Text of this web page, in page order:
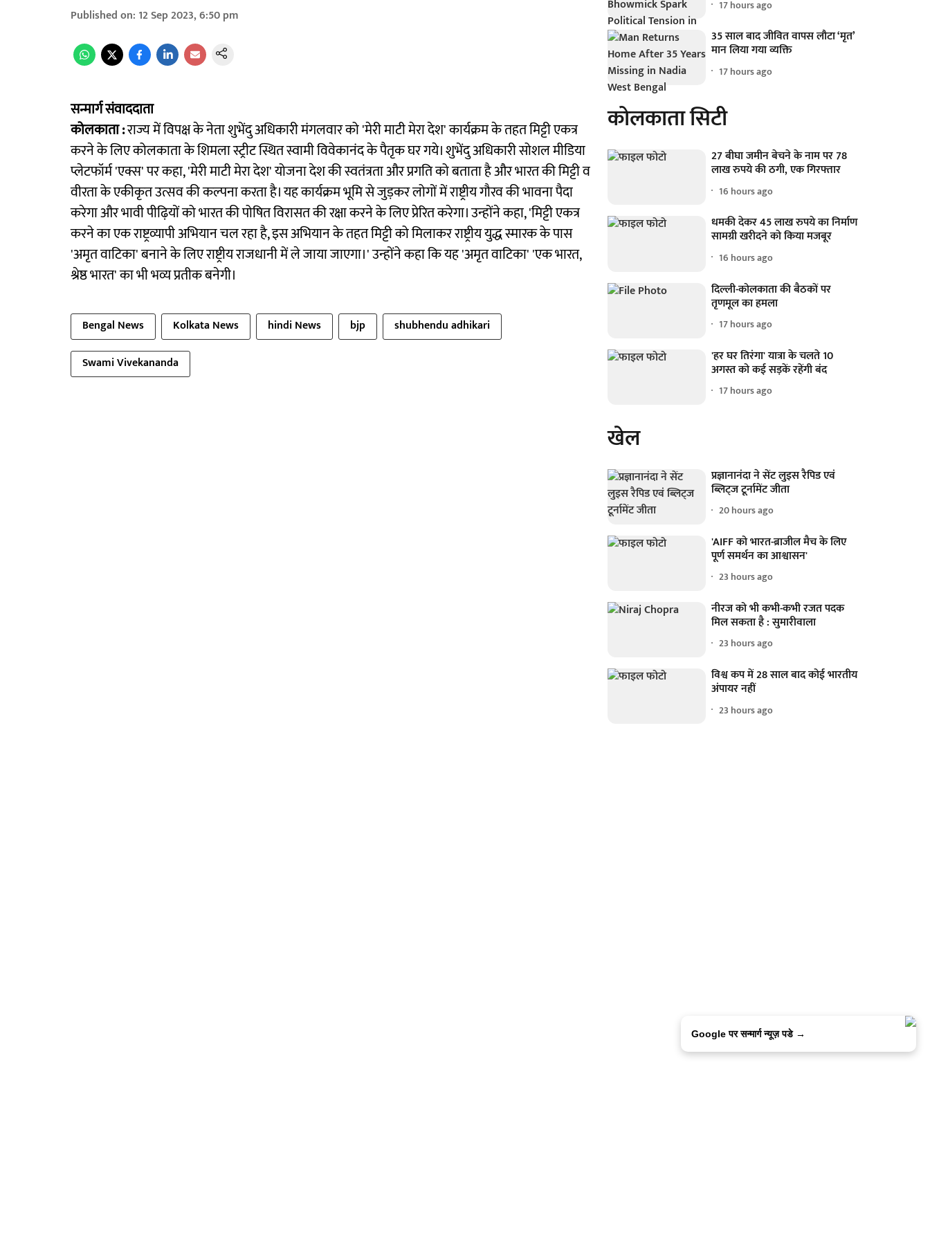
Published on: 12 Sep 2023, 6:50 pm
सन्मार्ग संवाददाता
कोलकाता :राज्य में विपक्ष के नेता शुभेंदु अधिकारी मंगलवार को 'मेरी माटी मेरा देश' कार्यक्रम के तहत मिट्टी एकत्र
करने के लिए कोलकाता के शिमला स्ट्रीट स्थित स्वामी विवेकानंद के पैतृक घर गये। शुभेंदु अधिकारी सोशल मीडिया
प्लेटफॉर्म 'एक्स' पर कहा, 'मेरी माटी मेरा देश' योजना देश की स्वतंत्रता और प्रगति को बताता है और भारत की मिट्टी व
वीरता के एकीकृत उत्सव की कल्पना करता है। यह कार्यक्रम भूमि से जुड़कर लोगों में राष्ट्रीय गौरव की भावना पैदा
करेगा और भावी पीढ़ियों को भारत की पोषित विरासत की रक्षा करने के लिए प्रेरित करेगा। उन्होंने कहा, 'मिट्टी एकत्र
करने का एक राष्ट्रव्यापी अभियान चल रहा है, इस अभियान के तहत मिट्टी को मिलाकर राष्ट्रीय युद्ध स्मारक के पास
'अमृत वाटिका' बनाने के लिए राष्ट्रीय राजधानी में ले जाया जाएगा।' उन्होंने कहा कि यह 'अमृत वाटिका' 'एक भारत,
श्रेष्ठ भारत' का भी भव्य प्रतीक बनेगी।
Bengal News Kolkata News hindi News bjp
shubhendu adhikari
Swami Vivekananda
17 hours ago
35 साल बाद जीवित वापस लौटा ‘मृत’
मान लिया गया व्यक्ति
17 hours ago
कोलकाता सिटी
27 बीघा जमीन बेचने के नाम पर 78
लाख रुपये की ठगी, एक गिरफ्तार
16 hours ago
धमकी देकर 45 लाख रुपये का निर्माण
सामग्री खरीदने को किया मजबूर
16 hours ago
दिल्ली-कोलकाता की बैठकों पर
तृणमूल का हमला
17 hours ago
'हर घर तिरंगा' यात्रा के चलते 10
अगस्त को कई सड़कें रहेंगी बंद
17 hours ago
खेल
प्रज्ञानानंदा ने सेंट लुइस रैपिड एवं
ब्लिट्ज टूर्नामेंट जीता
20 hours ago
'AIFF को भारत-ब्राजील मैच के लिए
पूर्ण समर्थन का आश्वासन'
23 hours ago
नीरज को भी कभी-कभी रजत पदक
मिल सकता है : सुमारीवाला
23 hours ago
विश्व कप में 28 साल बाद कोई भारतीय
अंपायर नहीं
23 hours ago
Google पर सन्मार्ग न्यूज़ पडे →